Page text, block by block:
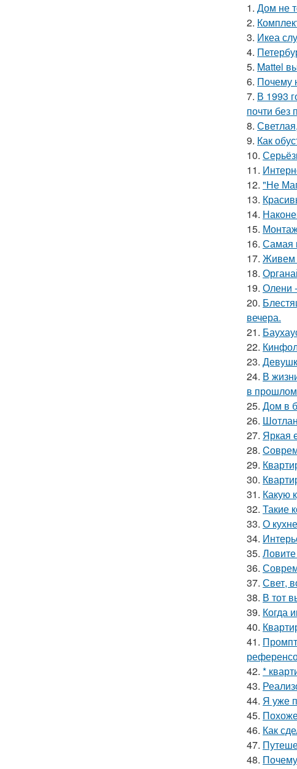
1. Дом не
2.
3. Икеа
4.
5. Mattel
6. Почему
7. В 1993
почти
8.
9. Как
10.
11.
12. "Не
13.
14.
15.
16. Самая
17. Живем
18.
19. Олени
20.
вечера.
21.
22.
23.
24. В
в
25. Дом в
26.
27. Яркая
28.
29.
30.
31. Какую
32. Такие
33. О
34.
35.
36.
37. Свет,
38. В тот
39. Когда
40.
41.
42. *
43.
44. Я уже
45.
46. Как
47.
48.